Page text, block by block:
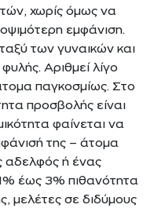
χωρίς όμως να
εμφάνιση.
των γυναικών και
Αριθμεί λίγο
παγκοσμίως. Στο
προσβολής είναι
φαίνεται να
της – άτομα
αδελφός ή ένας
έως 3% πιθανότητα
μελέτες σε διδύμους